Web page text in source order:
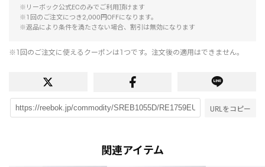
※リーボック公式ECのみでご利用頂けます
※1回のご注文につき2,000円OFFになります。
※返品により条件を満たさない場合、割引は無効になります
※1回のご注文に使えるクーポンは1つです。注文後の適用はできません。
URLをコピー
関連アイテム